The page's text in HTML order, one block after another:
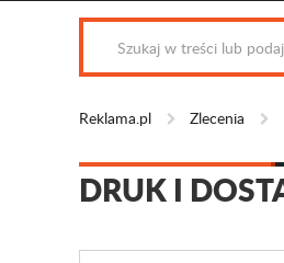
Reklama.pl Zlecenia
DRUK I